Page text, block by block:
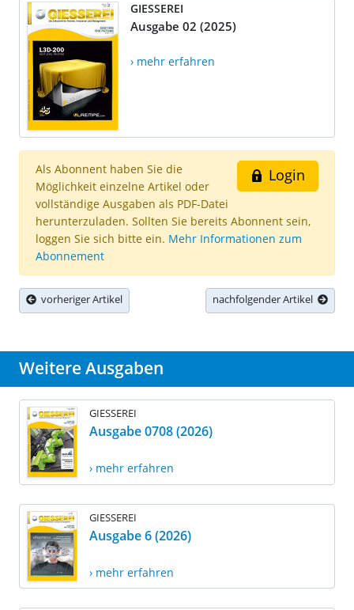
GIESSEREI
Ausgabe 02 (2025)
› mehr erfahren
Login
Als Abonnent haben Sie die
Möglichkeit einzelne Artikel oder
vollständige Ausgaben als PDF-Datei
herunterzuladen. Sollten Sie bereits Abonnent sein,
loggen Sie sich bitte ein. Mehr Informationen zum
Abonnement
vorheriger Artikel nachfolgender Artikel
Weitere Ausgaben
GIESSEREI
Ausgabe 0708 (2026)
› mehr erfahren
GIESSEREI
Ausgabe 6 (2026)
› mehr erfahren